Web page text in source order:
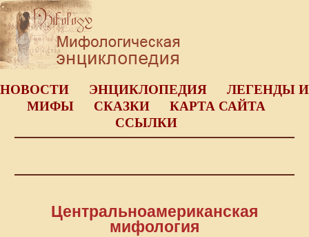
НОВОСТИ ЭНЦИКЛОПЕДИЯ
ЛЕГЕНДЫ И
МИФЫ
СКАЗКИ
КАРТА САЙТА
ССЫЛКИ
Центральноамериканская
мифология